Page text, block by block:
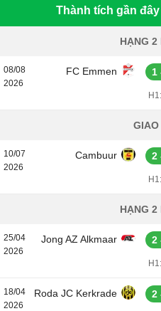
Thành tích gần
HẠNG 2
08/08
2026
FC Emmen 1
10/07
2026
Cambuur 2
HẠNG 2
25/04
2026
Jong AZ Alkmaar 2
18/04
2026
Roda JC Kerkrade 2